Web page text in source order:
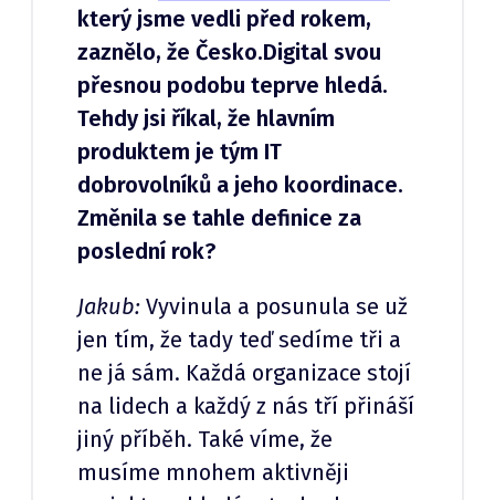
který jsme vedli před rokem,
zaznělo, že Česko.Digital svou
přesnou podobu teprve hledá.
Tehdy jsi říkal, že hlavním
produktem je tým IT
dobrovolníků a jeho koordinace.
Změnila se tahle definice za
poslední rok?
Jakub: Vyvinula a posunula se už
jen tím, že tady teď sedíme tři a
ne já sám. Každá organizace stojí
na lidech a každý z nás tří přináší
jiný příběh. Také víme, že
musíme mnohem aktivněji